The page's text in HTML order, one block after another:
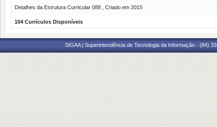
Detalhes da Estrutura Curricular 088 , Criado em 2015
104 Currículos Disponíveis
SIGAA | Superintendência de Tecnologia da Informação - (84)